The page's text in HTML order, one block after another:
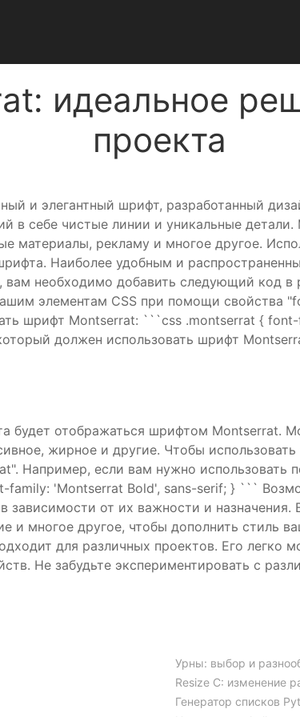
идеальное
проекта
и элегантный шрифт, разработанный
в себе чистые линии и уникальные
материалы, рекламу и многое другое.
Наиболее удобным и
необходимо добавить следующий код
элементам CSS при помощи свойства
шрифт Montserrat: ```css .montserrat {
должен использовать шрифт
будет отображаться шрифтом Montserrat.
жирное и другие. Чтобы
Например, если вам нужно использовать
'Montserrat Bold', sans-serif; } ```
зависимости от их важности и
и многое другое, чтобы дополнить стиль
для различных проектов. Его легко
Не забудьте экспериментировать с
Урны: выбор и
Resize C: изменение
Генератор списков